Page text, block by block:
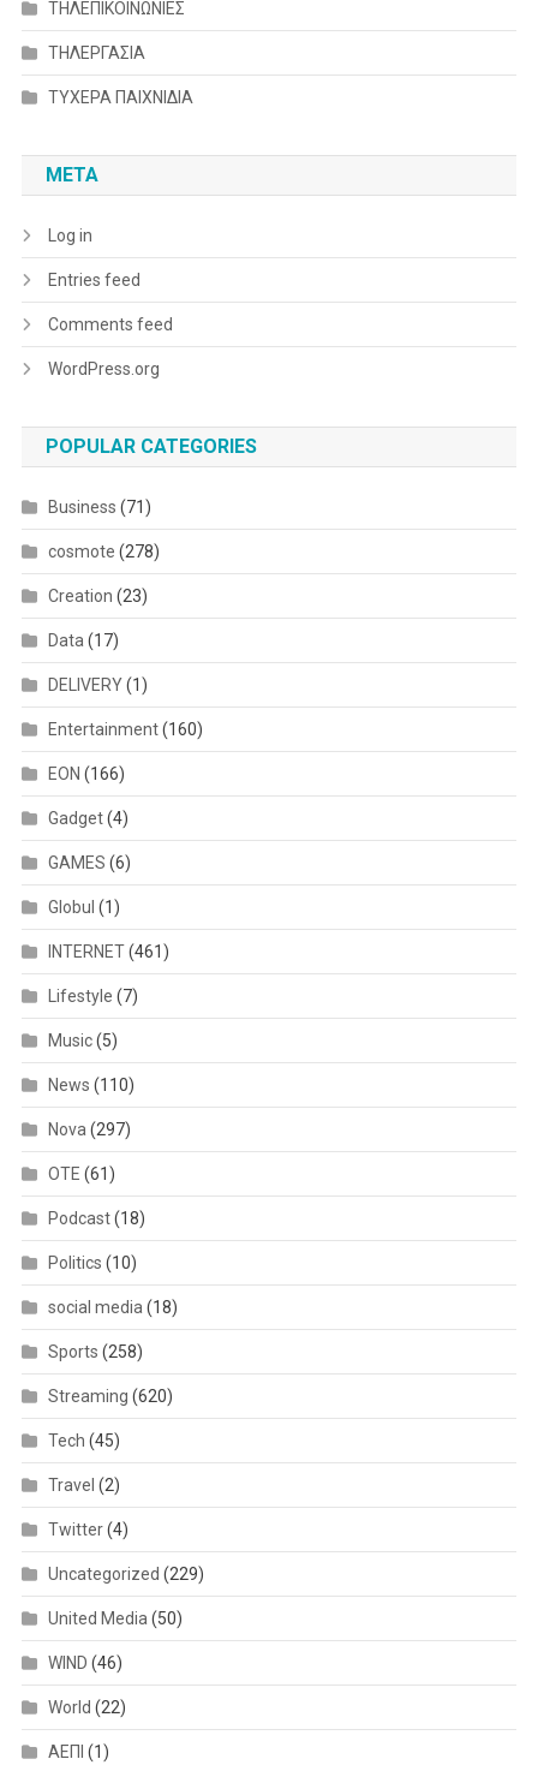
ΤΗΛΕΠΙΚΟΙΝΩΝΙΕΣ
ΤΗΛΕΡΓΑΣΙΑ
ΤΥΧΕΡΑ ΠΑΙΧΝΙΔΙΑ
META
Log in
Entries feed
Comments feed
WordPress.org
POPULAR CATEGORIES
Business (71)
cosmote (278)
Creation (23)
Data (17)
DELIVERY(1)
Entertainment(160)
EON (166)
Gadget(4)
GAMES (6)
Globul (1)
INTERNET(461)
Lifestyle (7)
Music(5)
News (110)
Nova (297)
OTE (61)
Podcast(18)
Politics (10)
social media (18)
Sports (258)
Streaming (620)
Tech (45)
Travel (2)
Twitter(4)
Uncategorized (229)
United Media (50)
WIND (46)
World (22)
ΑΕΠΙ (1)